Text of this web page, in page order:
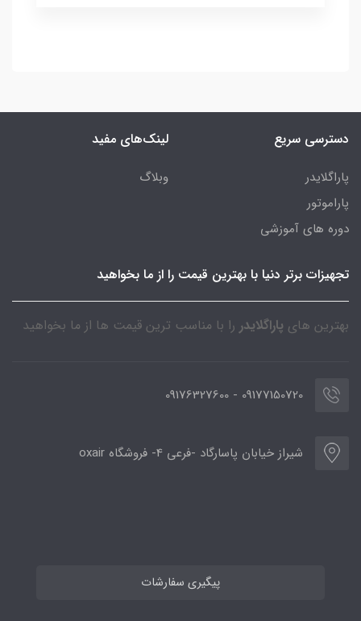
دسترسی سریع
پاراگلایدر
پاراموتور
دوره های آموزشی
لینک‌های مفید
وبلاگ
تجهیزات برتر دنیا با بهترین قیمت را از ما بخواهید
بهترین های پاراگلایدر را با مناسب ترین قیمت ها از ما بخواهید
09177150720 - 09176327600
شیراز خیابان پاسارگاد -فرعی 4- فروشگاه oxair
پیگیری سفارشات